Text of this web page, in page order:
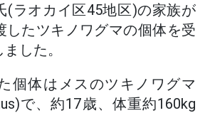
(ラオカイ区45地区)の家族が
したツキノワグマの個体を受
した。
個体はメスのツキノワグマ
で、約17歳、体重約160kg